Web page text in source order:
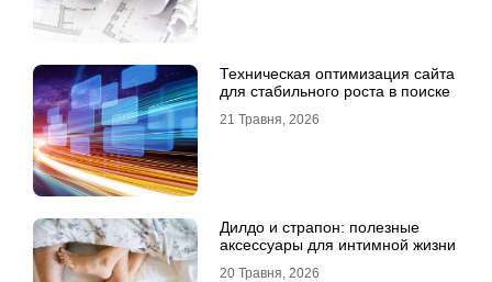
Техническая оптимизация сайта
для стабильного роста в поиске
21 Травня, 2026
Дилдо и страпон: полезные
аксессуары для интимной жизни
20 Травня, 2026